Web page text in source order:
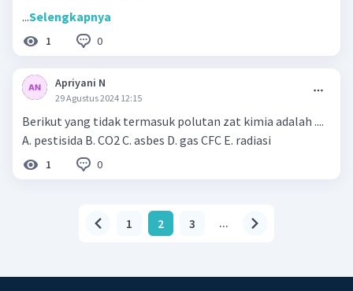
...Selengkapnya
1 0
Apriyani N
29 Agustus 2024 12:15
Berikut yang tidak termasuk polutan zat kimia adalah ....
A. pestisida B. CO2 C. asbes D. gas CFC E. radiasi
1 0
1 2 3 ...